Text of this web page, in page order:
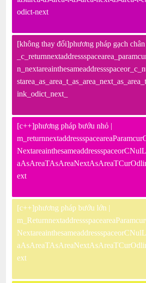
odict-next
[không thay đổi]phương pháp gạch
ink_odict_next_
[c++]phương pháp bướu nhỏ |
ext
[c++]phương pháp bướu lớn |
ext